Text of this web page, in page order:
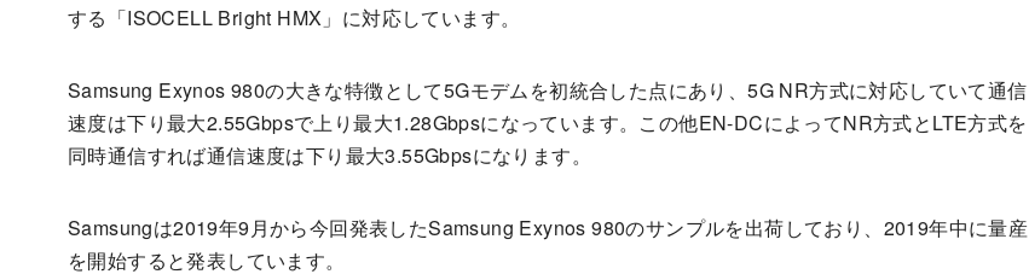
する「ISOCELL Bright HMX」に対応しています。
Samsung Exynos 980の大きな特徴として5Gモデムを初統合した点にあり、5G NR方式に対応していて通信
速度は下り最大2.55Gbpsで上り最大1.28Gbpsになっています。この他EN-DCによってNR方式とLTE方式を
同時通信すれば通信速度は下り最大3.55Gbpsになります。
Samsungは2019年9月から今回発表したSamsung Exynos 980のサンプルを出荷しており、2019年中に量産
を開始すると発表しています。